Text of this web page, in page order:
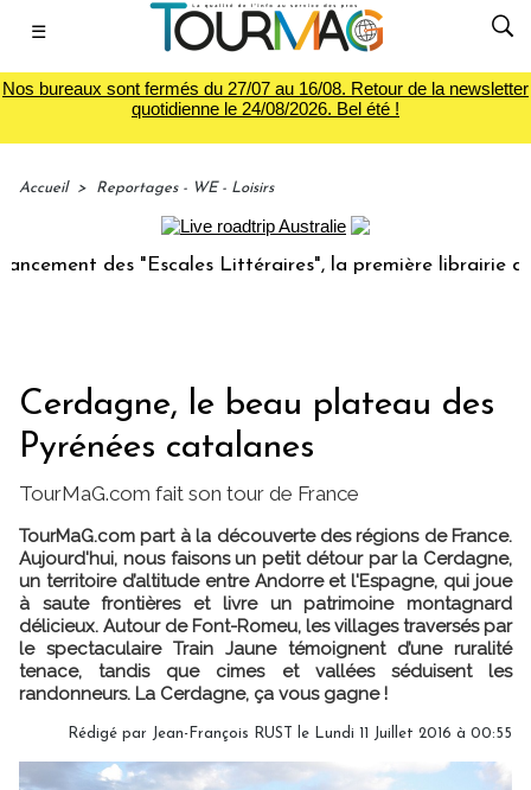
☰
Nos bureaux sont fermés du 27/07 au 16/08. Retour de la newsletter
quotidienne le 24/08/2026. Bel été !
Accueil > Reportages - WE - Loisirs
des "Escales Littéraires", la première librairie du
Cerdagne, le beau plateau des
Pyrénées catalanes
TourMaG.com fait son tour de France
TourMaG.com part à la découverte des régions de France.
Aujourd'hui, nous faisons un petit détour par la Cerdagne,
un territoire d’altitude entre Andorre et l'Espagne, qui joue
à saute frontières et livre un patrimoine montagnard
délicieux. Autour de Font-Romeu, les villages traversés par
le spectaculaire Train Jaune témoignent d’une ruralité
tenace, tandis que cimes et vallées séduisent les
randonneurs. La Cerdagne, ça vous gagne !
Rédigé par Jean-François RUST le Lundi 11 Juillet 2016 à 00:55